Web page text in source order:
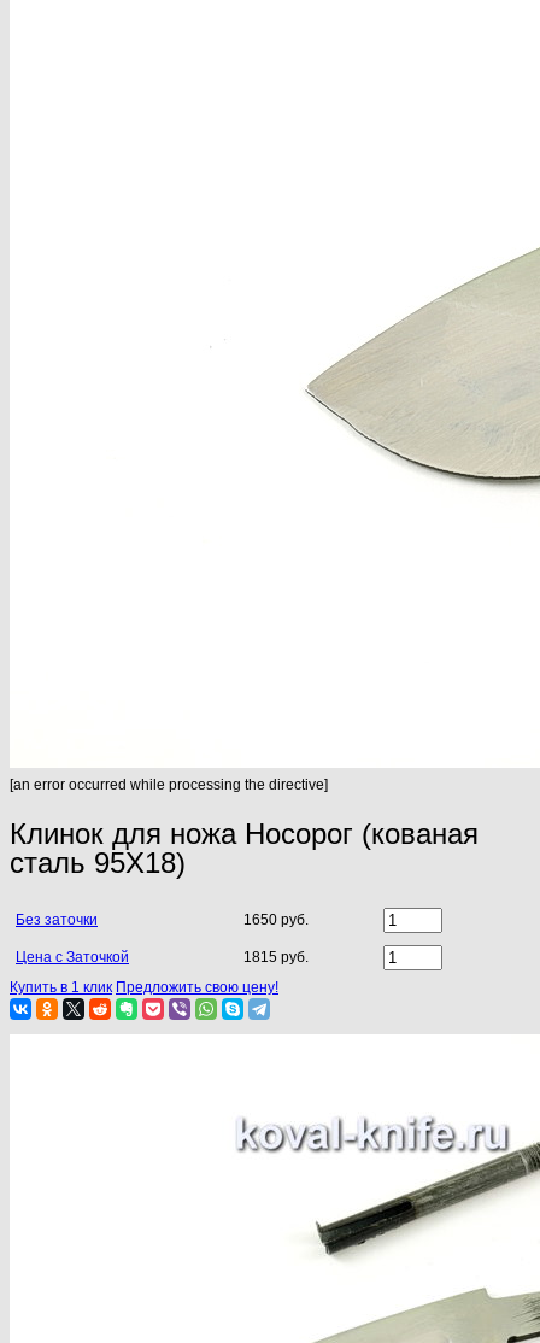
[an error occurred while processing the directive]
Клинок для ножа Носорог (кованая
сталь 95Х18)
Без заточки 1650 руб.
Цена с Заточкой
1815 руб.
Купить в 1 клик Предложить свою цену!